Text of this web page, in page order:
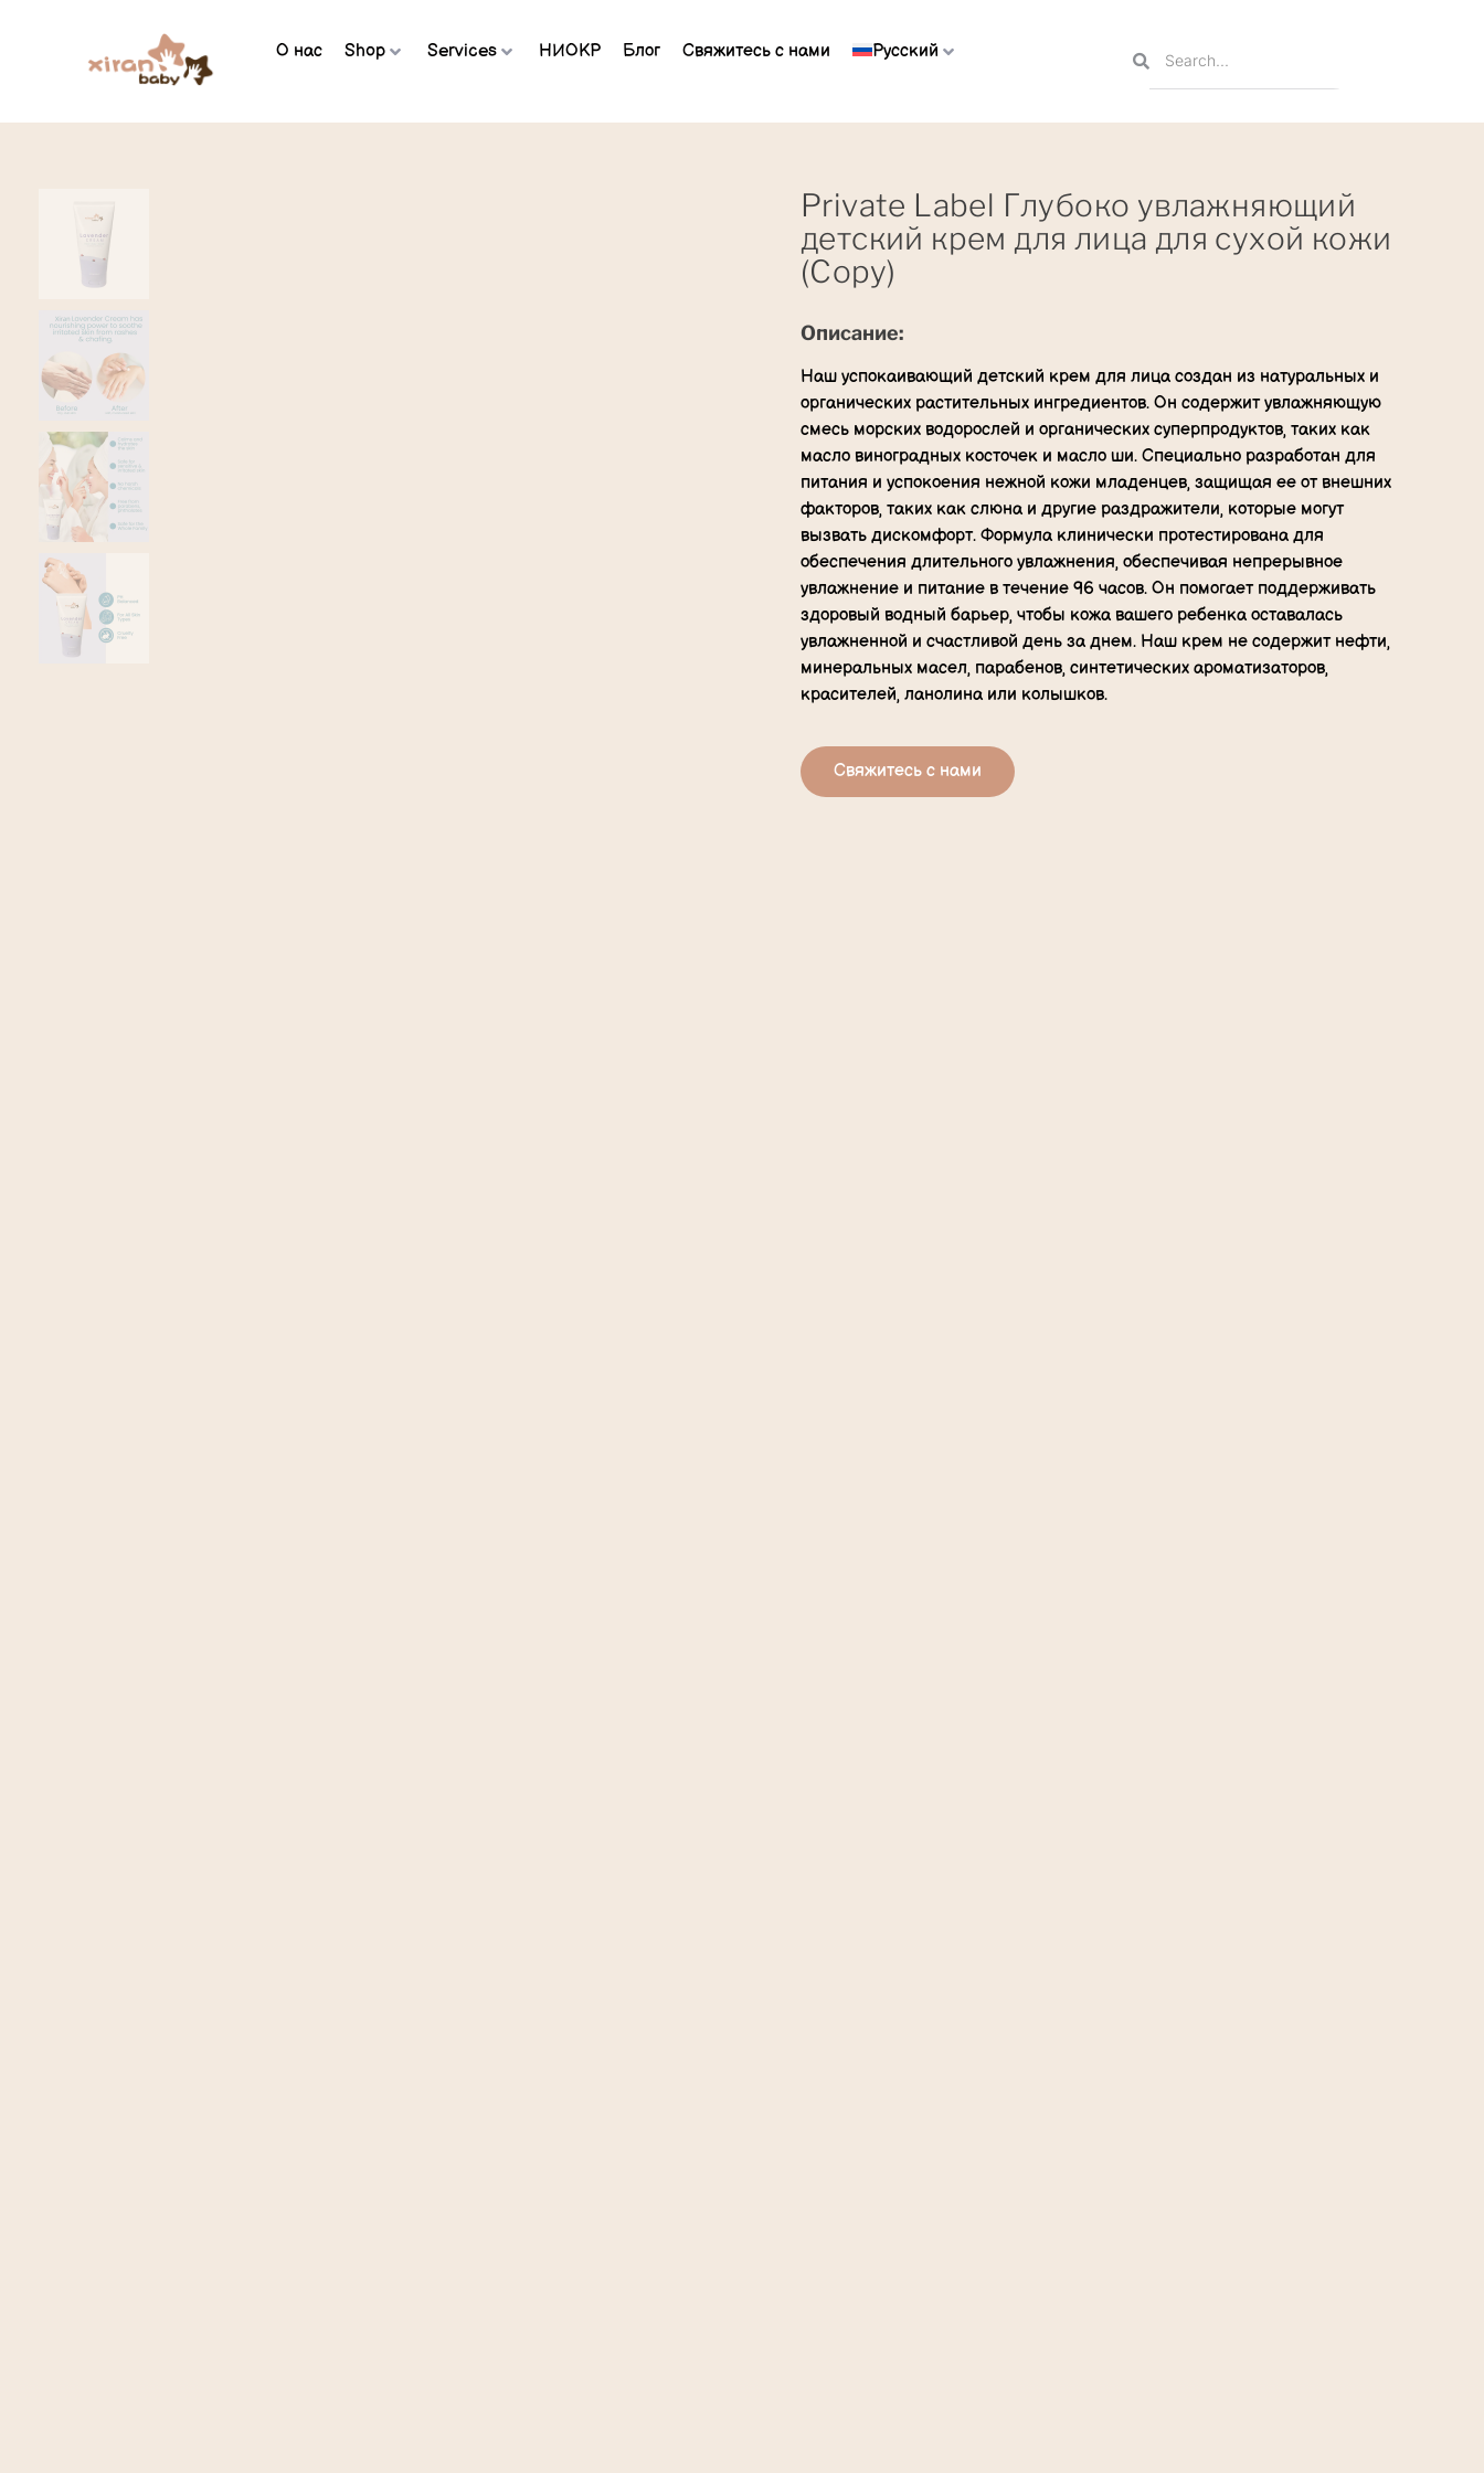
О нас Shop Services НИОКР Блог Свяжитесь с нами Русский
Private Label Глубоко увлажняющий
детский крем для лица для сухой кожи
(Copy)
Описание:
Наш успокаивающий детский крем для лица создан из натуральных и
органических растительных ингредиентов. Он содержит увлажняющую
смесь морских водорослей и органических суперпродуктов, таких как
масло виноградных косточек и масло ши. Специально разработан для
питания и успокоения нежной кожи младенцев, защищая ее от внешних
факторов, таких как слюна и другие раздражители, которые могут
вызвать дискомфорт. Формула клинически протестирована для
обеспечения длительного увлажнения, обеспечивая непрерывное
увлажнение и питание в течение 96 часов. Он помогает поддерживать
здоровый водный барьер, чтобы кожа вашего ребенка оставалась
увлажненной и счастливой день за днем. Наш крем не содержит нефти,
минеральных масел, парабенов, синтетических ароматизаторов,
красителей, ланолина или колышков.
Свяжитесь с нами